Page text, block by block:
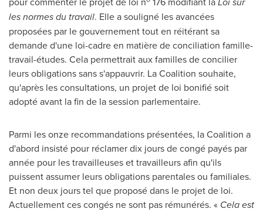
les normes du travail. Elle a souligné les avancées
proposées par le gouvernement tout en réitérant sa
demande d'une loi-cadre en matière de conciliation famille-
travail-études. Cela permettrait aux familles de concilier
leurs obligations sans s'appauvrir. La Coalition souhaite,
qu'après les consultations, un projet de loi bonifié soit
adopté avant la fin de la session parlementaire.
Parmi les onze recommandations présentées, la Coalition a
d'abord insisté pour réclamer dix jours de congé payés par
année pour les travailleuses et travailleurs afin qu'ils
puissent assumer leurs obligations parentales ou familiales.
Et non deux jours tel que proposé dans le projet de loi.
Actuellement ces congés ne sont pas rémunérés. « Cela est